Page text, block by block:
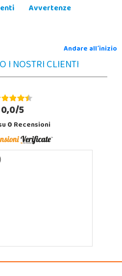
Avvertenze
Andare all´inizio
I NOSTRI CLIENTI
0,0/5
0Recensioni
)